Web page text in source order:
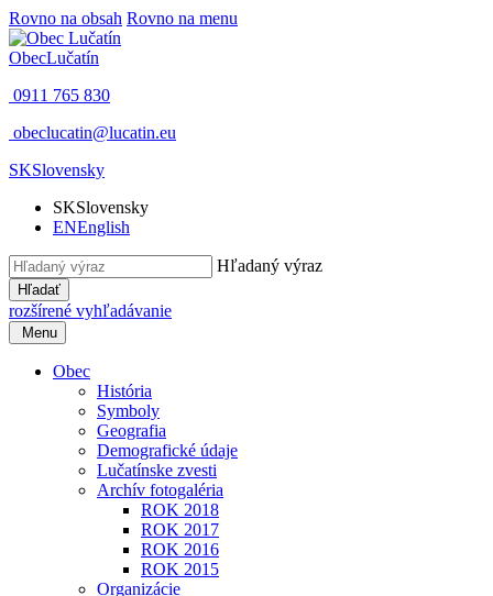
Rovno na obsah Rovno na menu
ObecLučatín
0911 765 830
obeclucatin@lucatin.eu
SKSlovensky
SKSlovensky
ENEnglish
Hľadaný výraz
Hľadať
rozšírené vyhľadávanie
Menu
Obec
História
Symboly
Geografia
Demografické údaje
Lučatínske zvesti
Archív fotogaléria
ROK 2018
ROK 2017
ROK 2016
ROK 2015
Organizácie